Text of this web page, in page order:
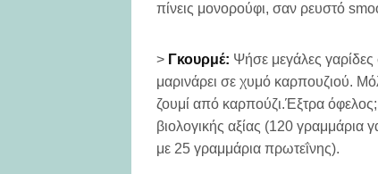
πίνεις μονορούφι, σαν ρευστό
> Γκουρμέ: Ψήσε μεγάλες γαρίδες
μαρινάρει σε χυμό καρπουζιού.
ζουμί από καρπούζι.Έξτρα
βιολογικής αξίας (120
με 25 γραμμάρια πρωτεΐνης).